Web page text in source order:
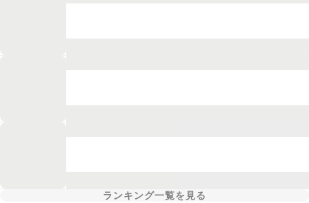
ランキング一覧を見る